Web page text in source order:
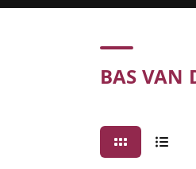
Concert
BAS VAN